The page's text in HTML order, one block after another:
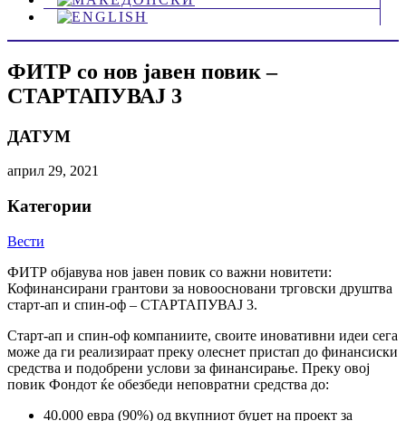
ФИТР со нов јавен повик –
СТАРТАПУВАЈ 3
ДАТУМ
април 29, 2021
Категории
Вести
ФИТР објавува нов јавен повик со важни новитети:
Кофинансирани грантови за новоосновани трговски друштва
старт-ап и спин-оф – СТАРТАПУВАЈ 3.
Старт-ап и спин-оф компаниите, своите иновативни идеи сега
може да ги реализираат преку олеснет пристап до финансиски
средства и подобрени услови за финансирање. Преку овој
повик Фондот ќе обезбеди неповратни средства до:
40.000 евра (90%) од вкупниот буџет на проект за